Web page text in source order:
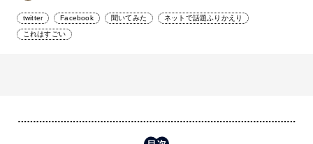
twitter Facebook 聞いてみた ネットで話題ふりかえり
これはすごい